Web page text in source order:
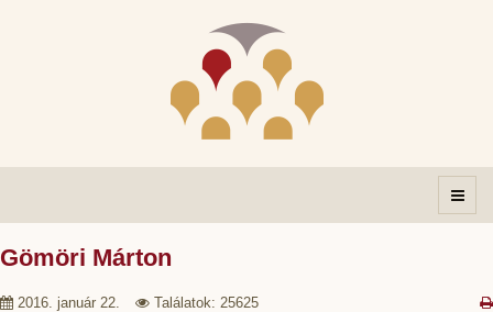
Gömöri Márton
2016. január 22. Találatok: 25625